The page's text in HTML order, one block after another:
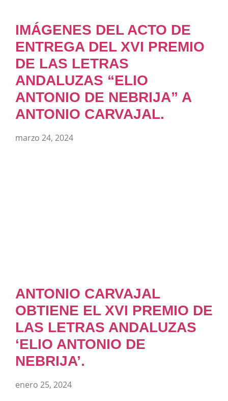
IMÁGENES DEL ACTO DE
ENTREGA DEL XVI PREMIO
DE LAS LETRAS
ANDALUZAS “ELIO
ANTONIO DE NEBRIJA” A
ANTONIO CARVAJAL.
marzo 24, 2024
ANTONIO CARVAJAL
OBTIENE EL XVI PREMIO DE
LAS LETRAS ANDALUZAS
‘ELIO ANTONIO DE
NEBRIJA’.
enero 25, 2024